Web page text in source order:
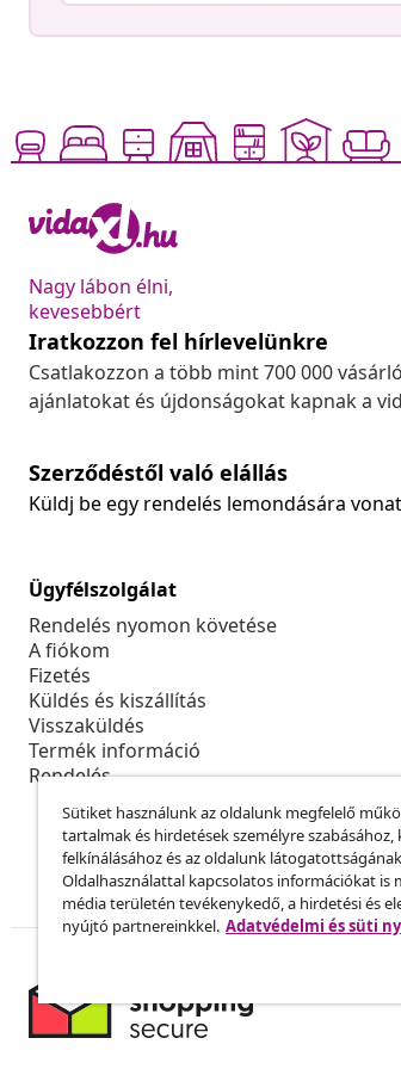
Nagy lábon élni,
kevesebbért
Iratkozzon fel hírlevelünkre
Csatlakozzon a több mint 700 000
ajánlatokat és újdonságokat kapnak a
Szerződéstől való elállás
Küldj be egy rendelés lemondására
Ügyfélszolgálat
Rendelés nyomon követése
A fiókom
Fizetés
Küldés és kiszállítás
Visszaküldés
Termék információ
Rendelés
Sütiket használunk az oldalunk megfelelő
tartalmak és hirdetések személyre
felkínálásához és az oldalunk
Oldalhasználattal kapcsolatos információkat is
média területén tevékenykedő, a hirdetési és
nyújtó partnereinkkel. Adatvédelmi és süti